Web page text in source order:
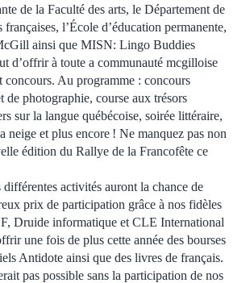
de la Faculté des arts, le Département de
l’École d’éducation permanente,
ainsi que MISN: Lingo Buddies
d’offrir à toute a communauté mcgilloise
concours. Au programme : concours
de photographie, course aux trésors
sur la langue québécoise, soirée littéraire,
neige et plus encore ! Ne manquez pas non
édition du Rallye de la Francofête ce
activités auront la chance de
prix de participation grâce à nos fidèles
Druide informatique et CLE International
une fois de plus cette année des bourses
Antidote ainsi que des livres de français.
pas possible sans la participation de nos